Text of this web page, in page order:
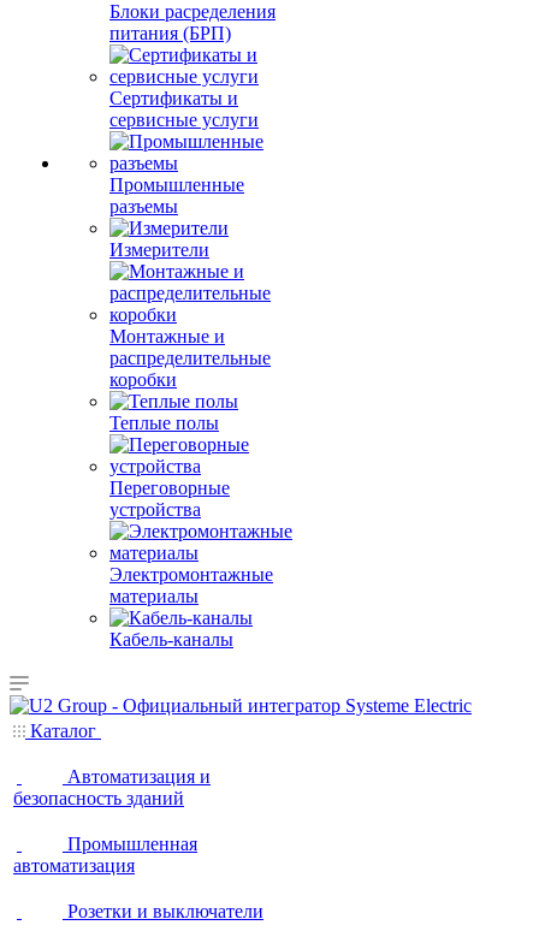
Блоки расределения
питания (БРП)
Сертификаты и
сервисные услуги
Промышленные
разъемы
Измерители
Монтажные и
распределительные
коробки
Теплые полы
Переговорные
устройства
Электромонтажные
материалы
Кабель-каналы
Каталог
Автоматизация и
безопасность зданий
Промышленная
автоматизация
Розетки и выключатели